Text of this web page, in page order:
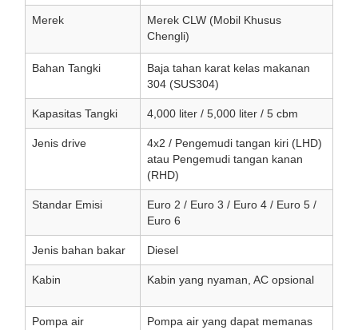
Merek
Merek CLW (Mobil Khusus
Chengli)
Bahan Tangki
Baja tahan karat kelas makanan
304 (SUS304)
Kapasitas Tangki 4,000 liter / 5,000 liter / 5 cbm
Jenis drive
4x2 / Pengemudi tangan kiri (LHD)
atau Pengemudi tangan kanan
(RHD)
Standar Emisi
Euro 2 / Euro 3 / Euro 4 / Euro 5 /
Euro 6
Jenis bahan bakar Diesel
Kabin Kabin yang nyaman, AC opsional
Pompa air
Pompa air yang dapat memanas